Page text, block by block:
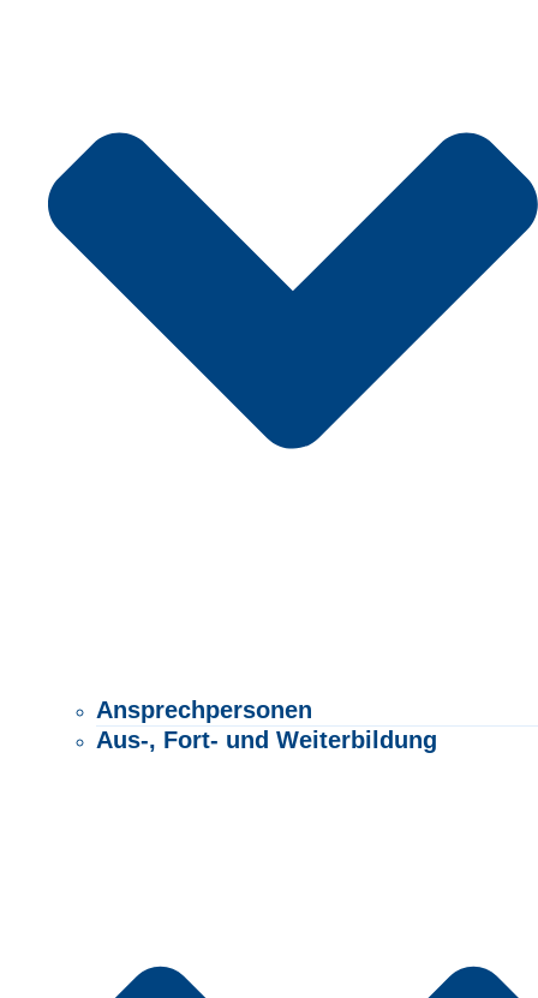
Ansprechpersonen
Aus-, Fort- und Weiterbildung